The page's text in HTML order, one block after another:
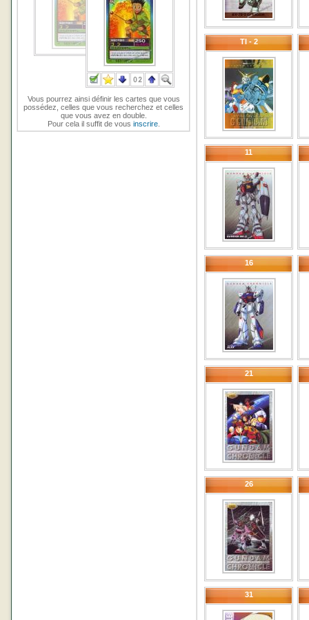
Vous pourrez ainsi définir les cartes que vous
possédez, celles que vous recherchez et celles
que vous avez en double.
Pour cela il suffit de vous inscrire.
TI - 2
11
16
21
26
31